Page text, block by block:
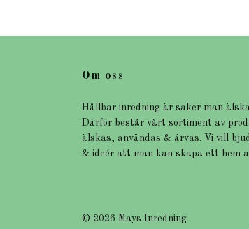
Om oss
Hållbar inredning är saker man
Därför består vårt sortiment av
älskas, användas & ärvas. Vi vill
& ideér att man kan skapa ett hem
© 2026 Mays Inredning